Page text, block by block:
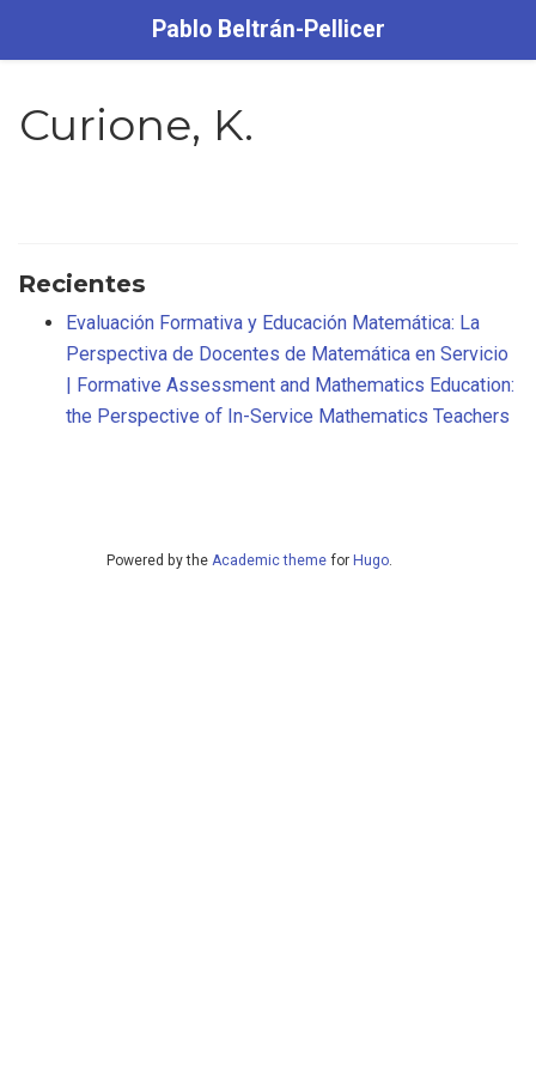
Pablo Beltrán-Pellicer
Curione, K.
Recientes
Evaluación Formativa y Educación Matemática: La
Perspectiva de Docentes de Matemática en Servicio
| Formative Assessment and Mathematics Education:
the Perspective of In-Service Mathematics Teachers
Powered by the Academic theme forHugo